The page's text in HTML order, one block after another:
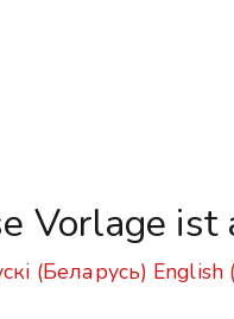
Vorlage
(Беларусь) English